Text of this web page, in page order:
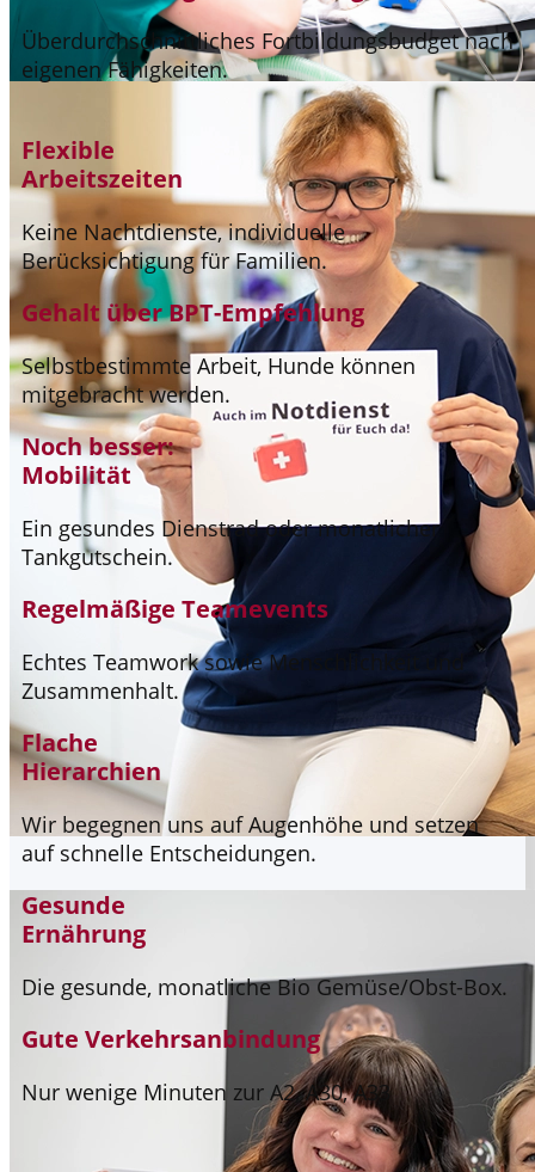
Überdurchschnittliches Fortbildungsbudget nach
eigenen Fähigkeiten.
Flexible
Arbeitszeiten
Keine Nachtdienste, individuelle
Berücksichtigung für Familien.
Gehalt über BPT-Empfehlung
Selbstbestimmte Arbeit, Hunde können
mitgebracht werden.
Noch besser:
Mobilität
Ein gesundes Dienstrad oder monatlicher
Tankgutschein.
Regelmäßige Teamevents
Echtes Teamwork sowie Menschlichkeit und
Zusammenhalt.
Flache
Hierarchien
Wir begegnen uns auf Augenhöhe und setzen
auf schnelle Entscheidungen.
Gesunde
Ernährung
Die gesunde, monatliche Bio Gemüse/Obst-Box.
Gute Verkehrsanbindung
Nur wenige Minuten zur A2, A30, A33